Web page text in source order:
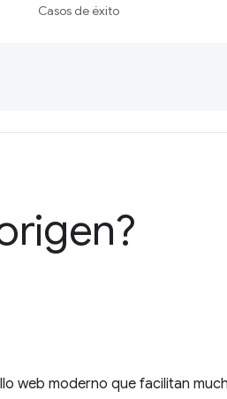
Casos de éxito
web moderno que facilitan